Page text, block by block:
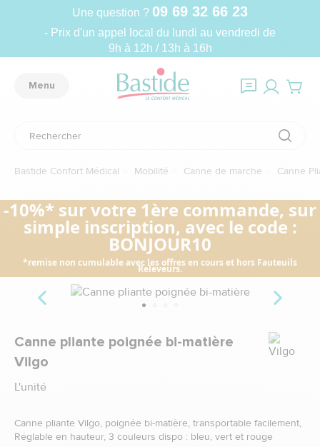
Une question ? 09 69 32 66 23
- Prix d'un appel local du lundi au vendredi de
9h à 12h / 13h à 16h
Menu
Bastide Confort Médical Mobilité Canne de marche Canne
-10%* sur votre 1ère commande, sur
simple inscription, avec le code :
BONJOUR10
*remise non cumulable avec les offres en cours et hors Fauteuils
Releveurs.
Canne pliante poignée bi-matière
Vilgo
L'unité
Marque
Canne pliante Vilgo, poignée bi-matière, transportable facilement,
Réglable en hauteur, 3 couleurs dispo : bleu, vert et rouge